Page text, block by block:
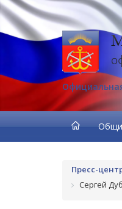
Пресс-
Сергей